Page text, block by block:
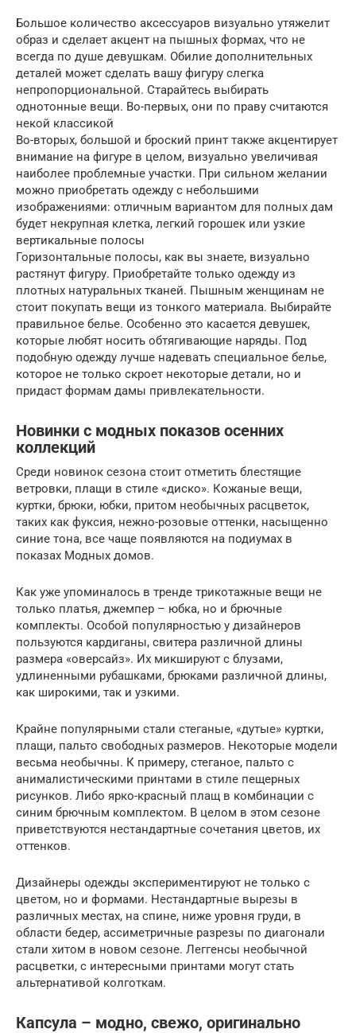
Большое количество аксессуаров визуально утяжелит
образ и сделает акцент на пышных формах, что не
всегда по душе девушкам. Обилие дополнительных
деталей может сделать вашу фигуру слегка
непропорциональной. Старайтесь выбирать
однотонные вещи. Во-первых, они по праву считаются
некой классикой
Во-вторых, большой и броский принт также акцентирует
внимание на фигуре в целом, визуально увеличивая
наиболее проблемные участки. При сильном желании
можно приобретать одежду с небольшими
изображениями: отличным вариантом для полных дам
будет некрупная клетка, легкий горошек или узкие
вертикальные полосы
Горизонтальные полосы, как вы знаете, визуально
растянут фигуру. Приобретайте только одежду из
плотных натуральных тканей. Пышным женщинам не
стоит покупать вещи из тонкого материала. Выбирайте
правильное белье. Особенно это касается девушек,
которые любят носить обтягивающие наряды. Под
подобную одежду лучше надевать специальное белье,
которое не только скроет некоторые детали, но и
придаст формам дамы привлекательности.
Новинки с модных показов осенних
коллекций
Среди новинок сезона стоит отметить блестящие
ветровки, плащи в стиле «диско». Кожаные вещи,
куртки, брюки, юбки, притом необычных расцветок,
таких как фуксия, нежно-розовые оттенки, насыщенно
синие тона, все чаще появляются на подиумах в
показах Модных домов.
Как уже упоминалось в тренде трикотажные вещи не
только платья, джемпер – юбка, но и брючные
комплекты. Особой популярностью у дизайнеров
пользуются кардиганы, свитера различной длины
размера «оверсайз». Их микшируют с блузами,
удлиненными рубашками, брюками различной длины,
как широкими, так и узкими.
Крайне популярными стали стеганые, «дутые» куртки,
плащи, пальто свободных размеров. Некоторые модели
весьма необычны. К примеру, стеганое, пальто с
анималистическими принтами в стиле пещерных
рисунков. Либо ярко-красный плащ в комбинации с
синим брючным комплектом. В целом в этом сезоне
приветствуются нестандартные сочетания цветов, их
оттенков.
Дизайнеры одежды экспериментируют не только с
цветом, но и формами. Нестандартные вырезы в
различных местах, на спине, ниже уровня груди, в
области бедер, ассиметричные разрезы по диагонали
стали хитом в новом сезоне. Леггенсы необычной
расцветки, с интересными принтами могут стать
альтернативой колготкам.
Капсула – модно, свежо, оригинально